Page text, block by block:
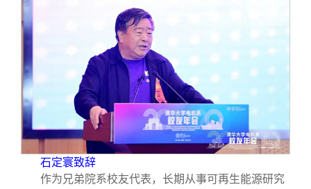
石定寰致辞
作为兄弟院系校友代表，长期从事可再生能源研究